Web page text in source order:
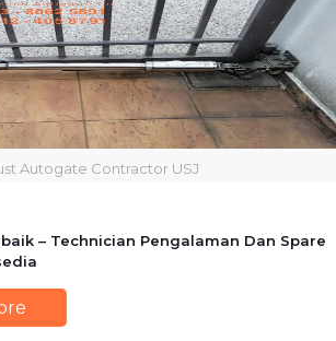
Autogate Contractor USJ
– Technician Pengalaman Dan Spare